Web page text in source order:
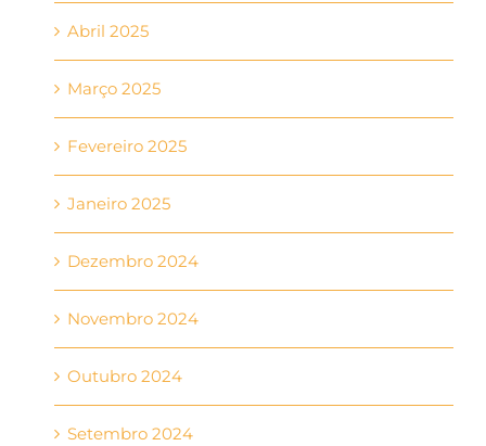
Abril 2025
Março 2025
Fevereiro 2025
Janeiro 2025
Dezembro 2024
Novembro 2024
Outubro 2024
Setembro 2024